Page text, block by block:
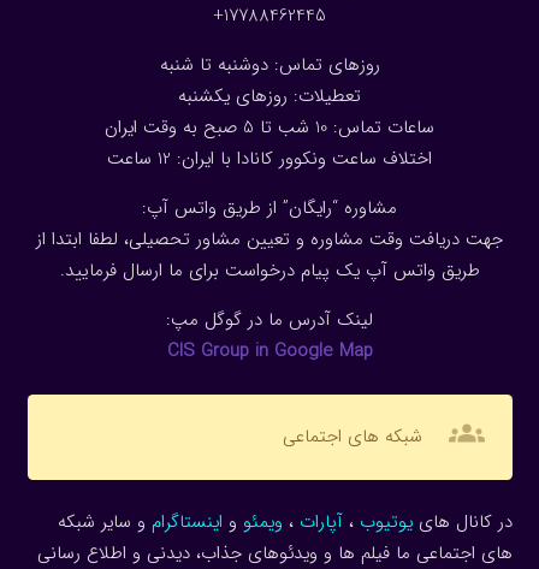
17788462445+
روزهای تماس: دوشنبه تا شنبه
تعطیلات: روزهای یکشنبه
ساعات تماس: 10 شب تا 5 صبح به وقت ایران
اختلاف ساعت ونکوور کانادا با ایران: 1 2 ساعت
مشاوره “رایگان” از طریق واتس آپ:
جهت دریافت وقت مشاوره و تعیین مشاور تحصیلی، لطفا ابتدا از
طریق واتس آپ یک پیام درخواست برای ما ارسال فرمایید.
لینک آدرس ما در گوگل مپ:
CIS Group in Google Map
groups شبکه های اجتماعی
در کانال هاییوتیوب ، آپارات ، ویمئو و اینستاگرام و سایر شبکه
های اجتماعی ما فیلم ها و ویدئوهای جذاب، دیدنی و اطلاع رسانی